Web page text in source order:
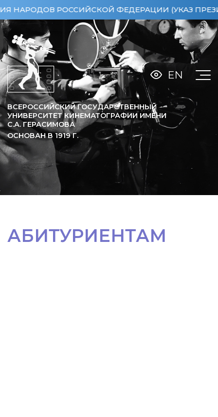
РОССИЙСКОЙ ФЕДЕРАЦИИ (УКАЗ
ВСЕРОССИЙСКИЙ ГОСУДАРСТВЕННЫЙ
УНИВЕРСИТЕТ КИНЕМАТОГРАФИИ ИМЕНИ
С.А. ГЕРАСИМОВА
ОСНОВАН В 1919Г.
EN
АБИТУРИЕНТАМ